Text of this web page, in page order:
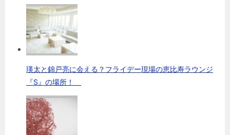
瑛太と錦戸亮に会える？フライデー現場の恵比寿ラウンジ
『S』の場所！